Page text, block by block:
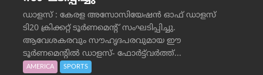
ഡാളസ് : കേരള അസോസിയേഷൻ ഓഫ് ഡാളസ്
ടി20 ക്രിക്കറ്റ് ടൂർണമെന്റ് സംഘടിപ്പിച്ചു.
ആവേശകരവും സൗഹൃദപരവുമായ ഈ
ടൂർണമെന്റിൽ ഡാളസ്- ഫോർട്ട്‌വര്‍ത്ത്...
AMERICA SPORTS